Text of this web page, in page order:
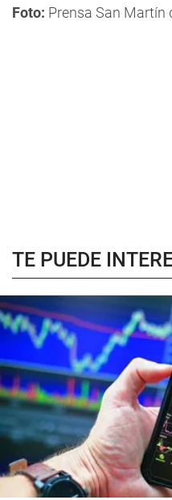
Foto: Prensa San Martín
TE PUEDE